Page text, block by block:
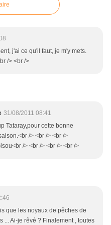
j'ai ce qu'il faut, je m'y mets.
/> <br />
31/08/2011 08:41
Tataray,pour cette bonne
/> <br /> <br />
/> <br /> <br /> <br />
les noyaux de pêches de
... Ai-je rêvé ? Finalement , toutes